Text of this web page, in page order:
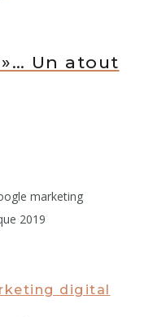
Un atout
digital